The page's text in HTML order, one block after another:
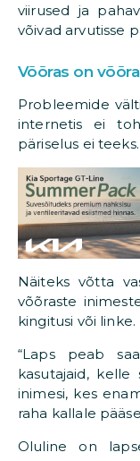
viirused ja
võivad arvutisse
Võõras on
Probleemide
internetis ei
päriselus ei teeks.
Näiteks võtta
võõraste
kingitusi või linke.
“Laps peab
kasutajaid, kelle
inimesi, kes
raha kallale
Oluline on